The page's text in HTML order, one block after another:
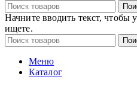
Начните вводить текст, чтобы
ищете.
Меню
Каталог